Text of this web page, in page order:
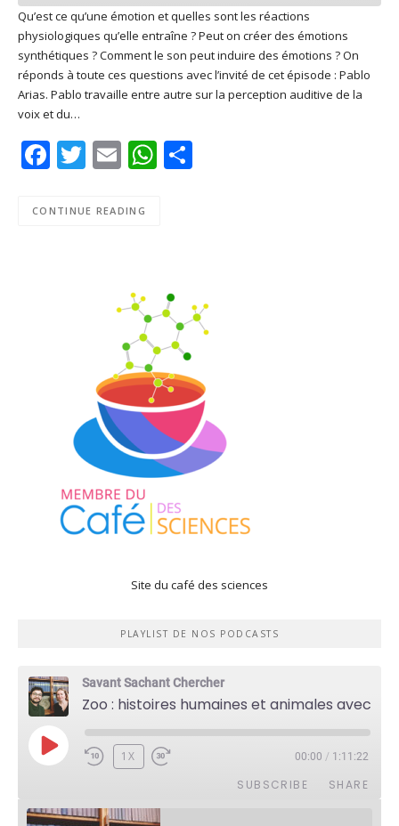
Apple Podcasts Deezer
Google Play PocketCasts
Podcast Addict RSS
RSS FEED
SHARE
LINK
EMBED
Qu’est ce qu’une émotion et quelles sont les réactions
physiologiques qu’elle entraîne ? Peut on créer des émotions
synthétiques ? Comment le son peut induire des émotions ? On
réponds à toute ces questions avec l’invité de cet épisode : Pablo
Arias. Pablo travaille entre autre sur la perception auditive de la
voix et du…
Facebook
Twitter
EmailWhatsApp
CONTINUE READING
Site du café des sciences
PLAYLIST DE NOS PODCASTS
Savant Sachant Chercher
PLAY
EPISODE
1X 00:00 / 1:11:22
SUBSCRIBE SHARE